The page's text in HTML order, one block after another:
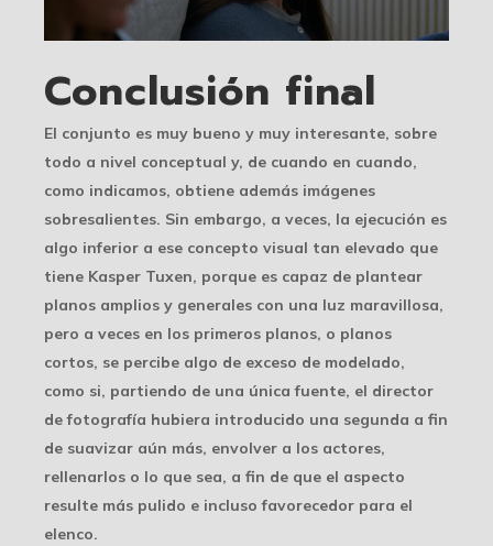
Conclusión final
El conjunto es muy bueno y muy interesante, sobre
todo a nivel conceptual y, de cuando en cuando,
como indicamos, obtiene además imágenes
sobresalientes. Sin embargo, a veces, la ejecución es
algo inferior a ese concepto visual tan elevado que
tiene Kasper Tuxen, porque es capaz de plantear
planos amplios y generales con una luz maravillosa,
pero a veces en los primeros planos, o planos
cortos, se percibe algo de exceso de modelado,
como si, partiendo de una única fuente, el director
de fotografía hubiera introducido una segunda a fin
de suavizar aún más, envolver a los actores,
rellenarlos o lo que sea, a fin de que el aspecto
resulte más pulido e incluso favorecedor para el
elenco.